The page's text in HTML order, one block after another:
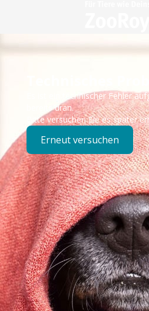
Technisches
Es ist ein technischer Fehler
bereits dran.
Bitte versuchen Sie es später
Erneut versuchen